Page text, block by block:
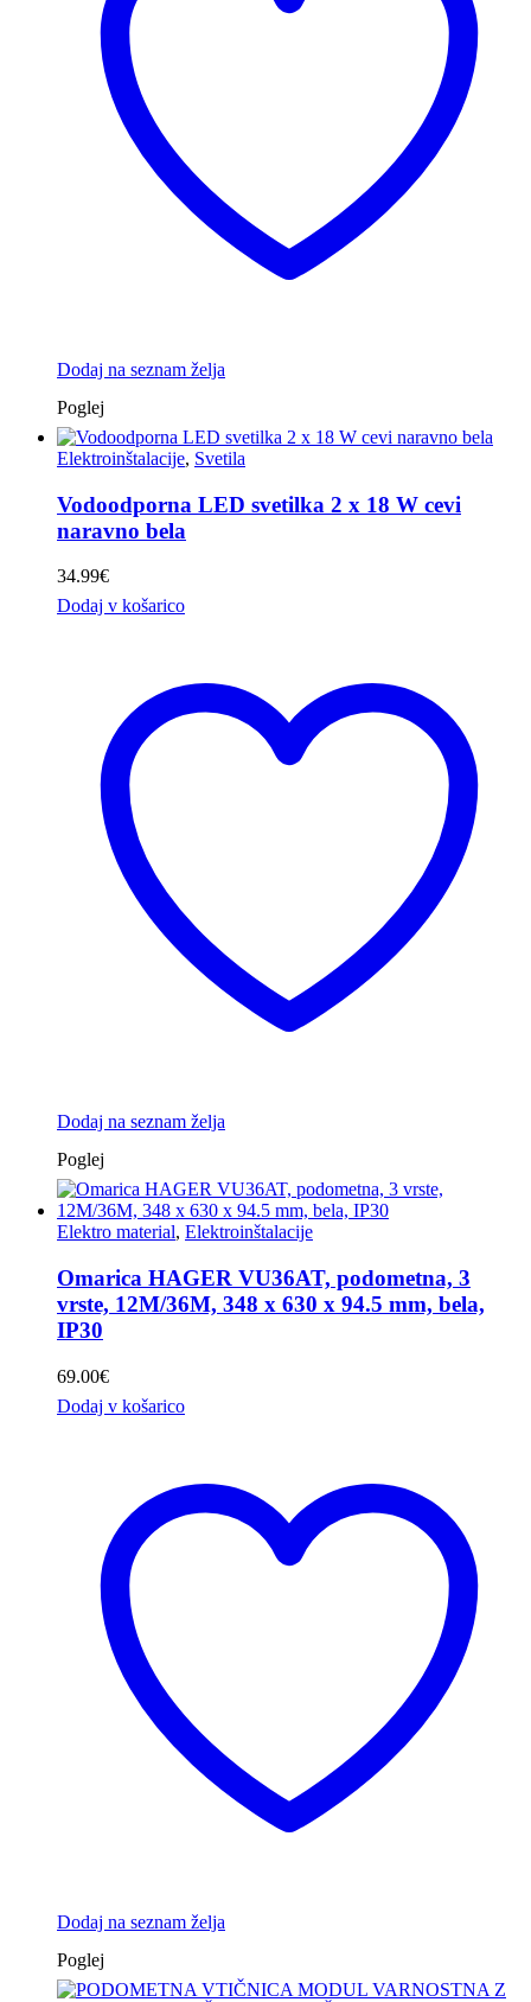
Dodaj na seznam želja
Poglej
Elektroinštalacije, Svetila
Vodoodporna LED svetilka 2 x 18 W cevi
naravno bela
34.99€
Dodaj v košarico
Dodaj na seznam želja
Poglej
Elektro material, Elektroinštalacije
Omarica HAGER VU36AT, podometna, 3
vrste, 12M/36M, 348 x 630 x 94.5 mm, bela,
IP30
69.00€
Dodaj v košarico
Dodaj na seznam želja
Poglej